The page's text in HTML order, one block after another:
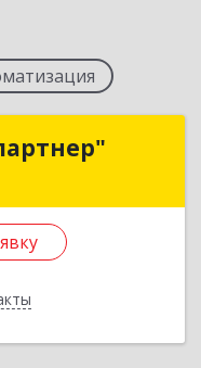
партнер"
дом № 14, оф.543